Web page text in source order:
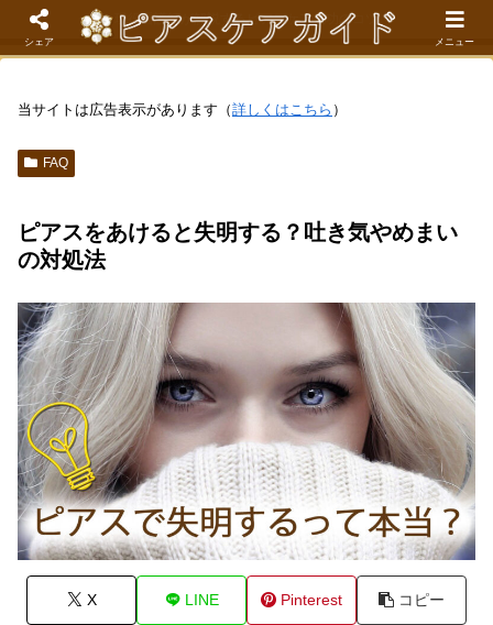
現役看護師が解説するピアスケア成功のコツ
当サイトは広告表示があります（詳しくはこちら ）
FAQ
ピアスをあけると失明する？吐き気やめまい
の対処法
X LINE Pinterest コピー
シェア メニュー